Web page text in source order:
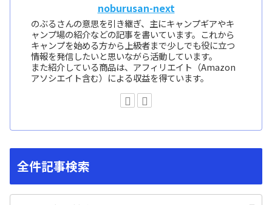
noburusan-next
のぶるさんの意思を引き継ぎ、主にキャンプギアやキ
ャンプ場の紹介などの記事を書いています。これから
キャンプを始める方から上級者まで少しでも役に立つ
情報を発信したいと思いながら活動しています。
また紹介している商品は、アフィリエイト（Amazon
アソシエイト含む）による収益を得ています。
全件記事検索